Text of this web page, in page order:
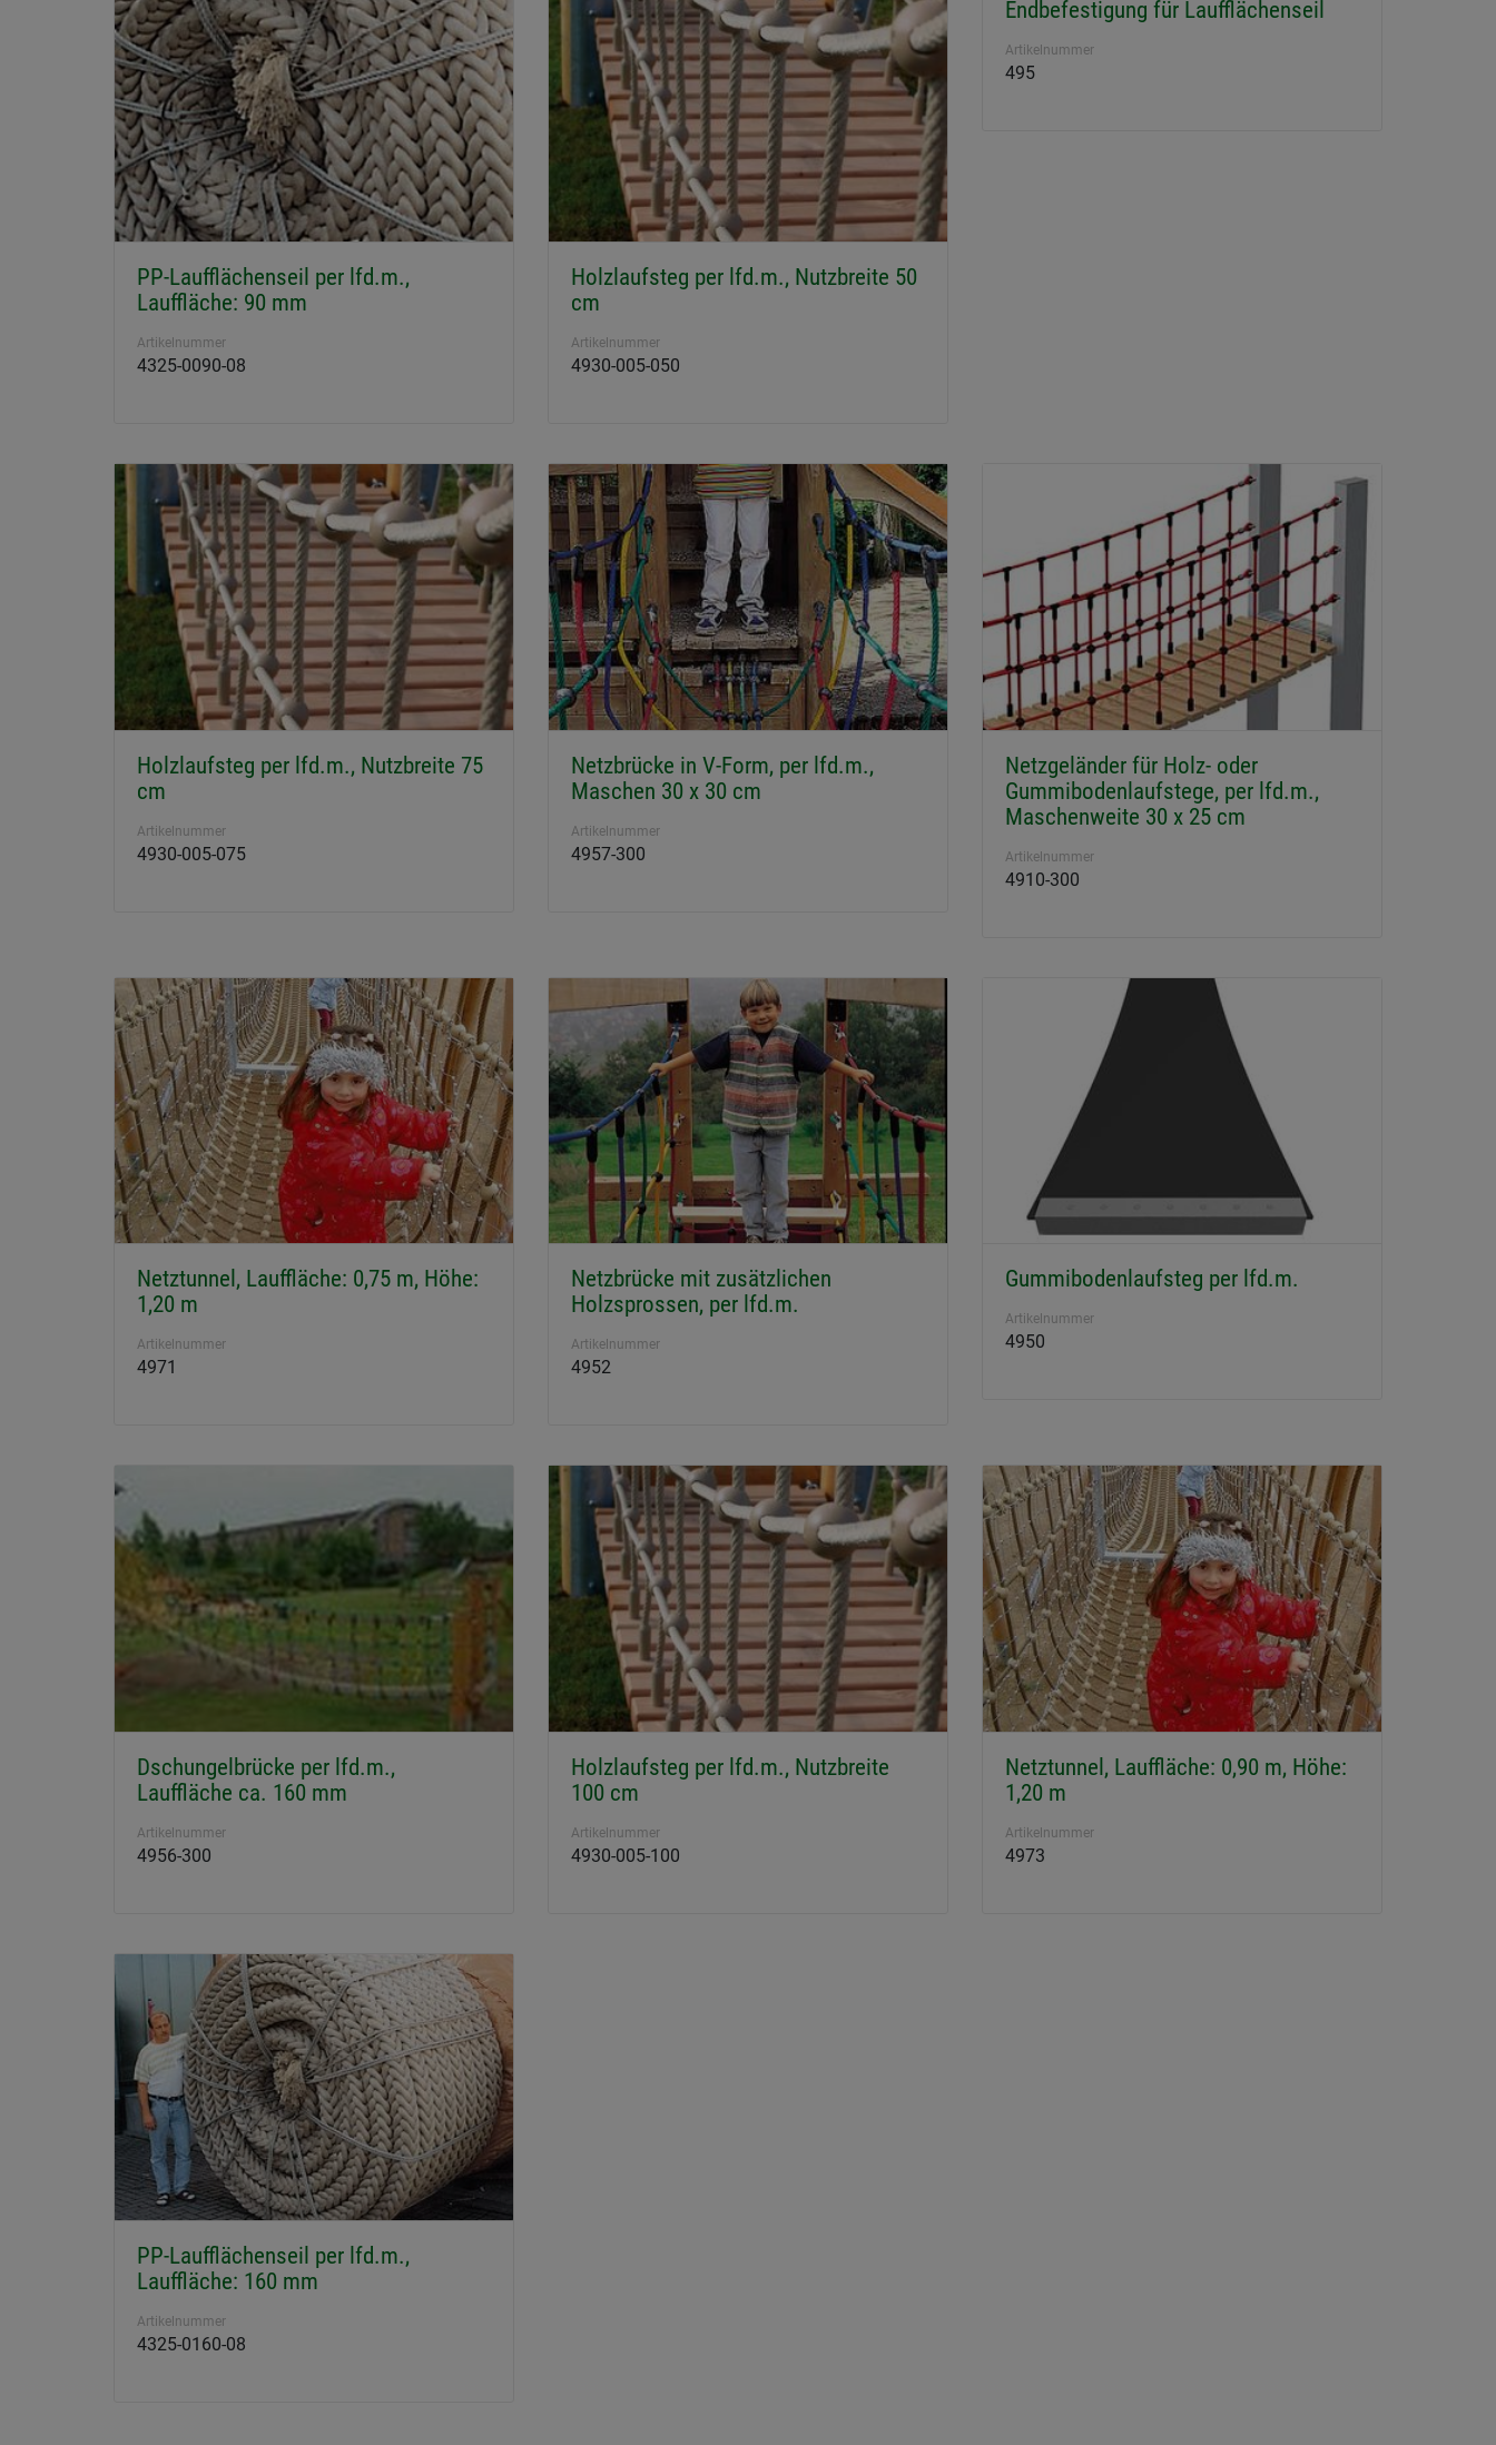
PP-Laufflächenseil per lfd.m.,
Lauffläche: 90 mm
Artikelnummer
4325-0090-08
Holzlaufsteg per lfd.m., Nutzbreite 50
cm
Artikelnummer
4930-005-050
Endbefestigung für Laufflächenseil
Artikelnummer
495
Holzlaufsteg per lfd.m., Nutzbreite 75
cm
Artikelnummer
4930-005-075
Netzbrücke in V-Form, per lfd.m.,
Maschen 30 x 30 cm
Artikelnummer
4957-300
Netzgeländer für Holz- oder
Gummibodenlaufstege, per lfd.m.,
Maschenweite 30 x 25 cm
Artikelnummer
4910-300
Netztunnel, Lauffläche: 0,75 m, Höhe:
1,20 m
Artikelnummer
4971
Netzbrücke mit zusätzlichen
Holzsprossen, per lfd.m.
Artikelnummer
4952
Gummibodenlaufsteg per lfd.m.
Artikelnummer
4950
Dschungelbrücke per lfd.m.,
Lauffläche ca. 160 mm
Artikelnummer
4956-300
Holzlaufsteg per lfd.m., Nutzbreite
100 cm
Artikelnummer
4930-005-100
Netztunnel, Lauffläche: 0,90 m, Höhe:
1,20 m
Artikelnummer
4973
PP-Laufflächenseil per lfd.m.,
Lauffläche: 160 mm
Artikelnummer
4325-0160-08